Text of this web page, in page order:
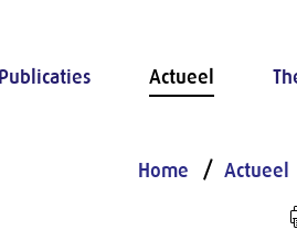
Publicaties Actueel
Home Actueel